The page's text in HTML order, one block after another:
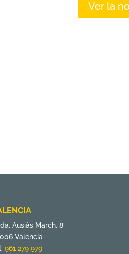
Ver la
Ausiàs March, 8
Valencia
961 279 979